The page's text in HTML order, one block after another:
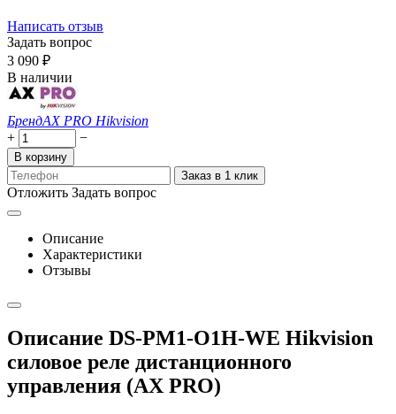
Написать отзыв
Задать вопрос
3 090 ₽
В наличии
БрендAX PRO Hikvision
+
−
В корзину
Заказ в 1 клик
Отложить Задать вопрос
Описание
Характеристики
Отзывы
Описание DS-PM1-O1H-WE Hikvision
силовое реле дистанционного
управления (AX PRO)